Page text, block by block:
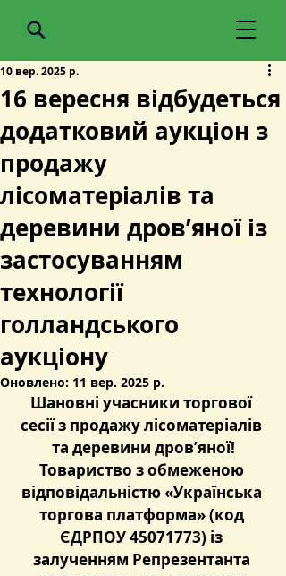
16 вересня відбудеться
додатковий аукціон з
продажу
лісоматеріалів та
деревини дров’яної із
застосуванням
технології
голландського
аукціону
10 вер. 2025 р.
Оновлено: 11 вер. 2025 р.
Шановні учасники торгової
сесії з продажу лісоматеріалів
та деревини дров’яної!
Товариство з обмеженою
відповідальністю «Українська
торгова платформа» (код
ЄДРПОУ 45071773) із
залученням Репрезентанта